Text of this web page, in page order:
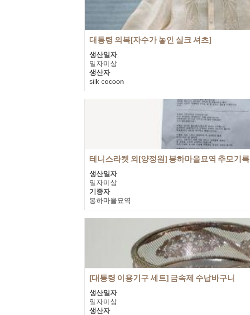
대통령 의복[자수가 놓인 실크 셔츠]
생산일자
일자미상
생산자
silk cocoon
기증자
노무현대통령 사저
테니스라켓 외[양정원] 봉하마을묘역 추모기록
생산일자
일자미상
기증자
봉하마을묘역
[대통령 이용기구 세트] 금속제 수납바구니
생산일자
일자미상
생산자